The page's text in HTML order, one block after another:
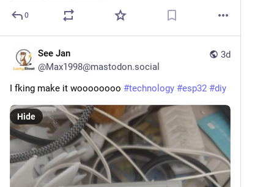
0
3d
See Jan
@Max1998@mastodon.social
I fking make it woooooooo #technology #esp32 #diy
Hide